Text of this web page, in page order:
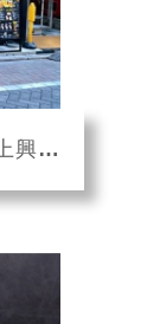
手搖三雄到齊 歇腳亭明上興櫃 年底拚上櫃